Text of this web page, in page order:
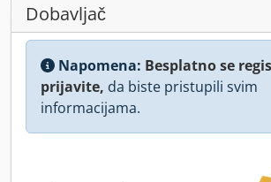
Dobavljač
Napomena: Besplatno se
prijavite, da biste pristupili svim
informacijama.